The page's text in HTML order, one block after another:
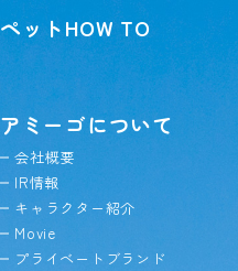
ペットHOW TO
アミーゴについて
会社概要
IR情報
キャラクター紹介
Movie
プライベートブランド